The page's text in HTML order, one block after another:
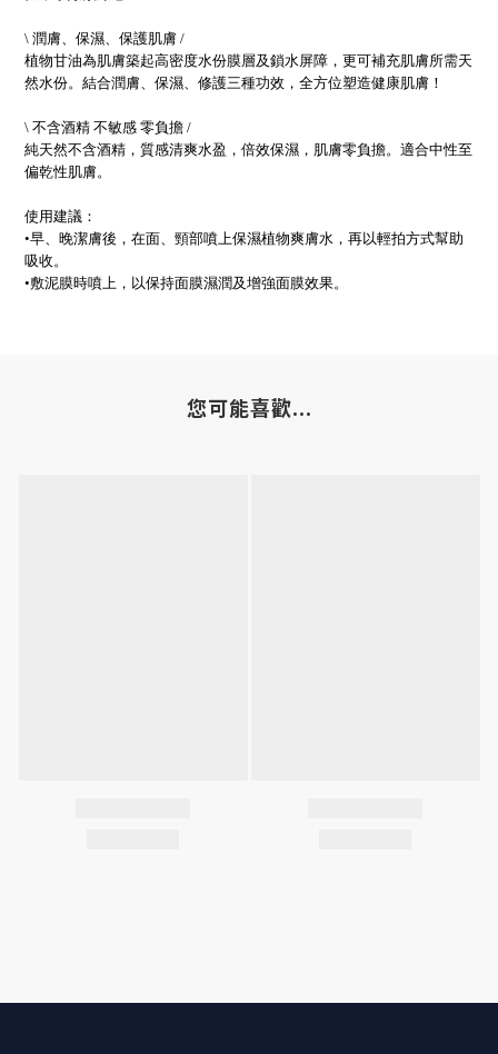
\ 潤膚、保濕、保護肌膚 /​
植物甘油為肌膚築起高密度水份膜層及鎖水屏障，更可補充肌膚所需天
然水份。結合潤膚、保濕、修護三種功效，全方位塑造健康肌膚！​
\ 不含酒精 不敏感 零負擔 /​
純天然不含酒精，質感清爽水盈，倍效保濕，肌膚零負擔。適合中性至
偏乾性肌膚。​
使用建議：​
•早、晚潔膚後，在面、頸部噴上保濕植物爽膚水，再以輕拍方式幫助
吸收。​
•敷泥膜時噴上，以保持面膜濕潤及增強面膜效果。
您可能喜歡...